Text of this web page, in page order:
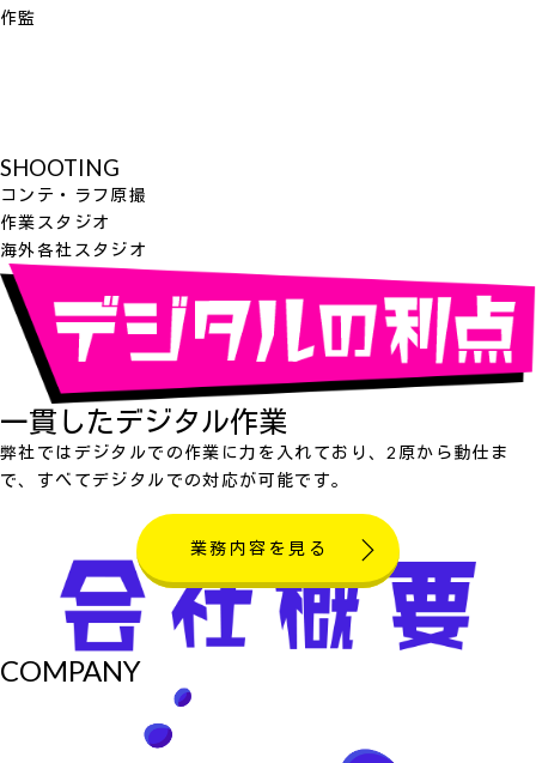
作監
SHOOTING
コンテ・ラフ原撮
作業スタジオ
海外各社スタジオ
一貫したデジタル作業
弊社ではデジタルでの作業に力を入れており、2原から動仕ま
で、すべてデジタルでの対応が可能です。
業務内容を見る
COMPANY